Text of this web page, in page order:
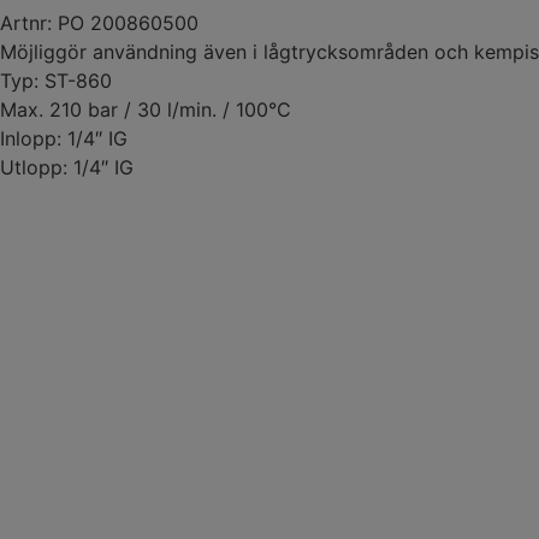
Artnr: PO 200860500
Möjliggör användning även i lågtrycksområden och
Typ: ST-860
Max. 210 bar / 30 l/min. / 100°C
Inlopp: 1/4″ IG
Utlopp: 1/4″ IG